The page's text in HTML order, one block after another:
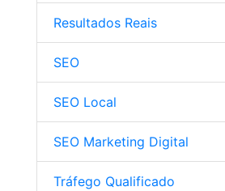
Resultados Reais
SEO
SEO Local
SEO Marketing Digital
Tráfego Qualificado